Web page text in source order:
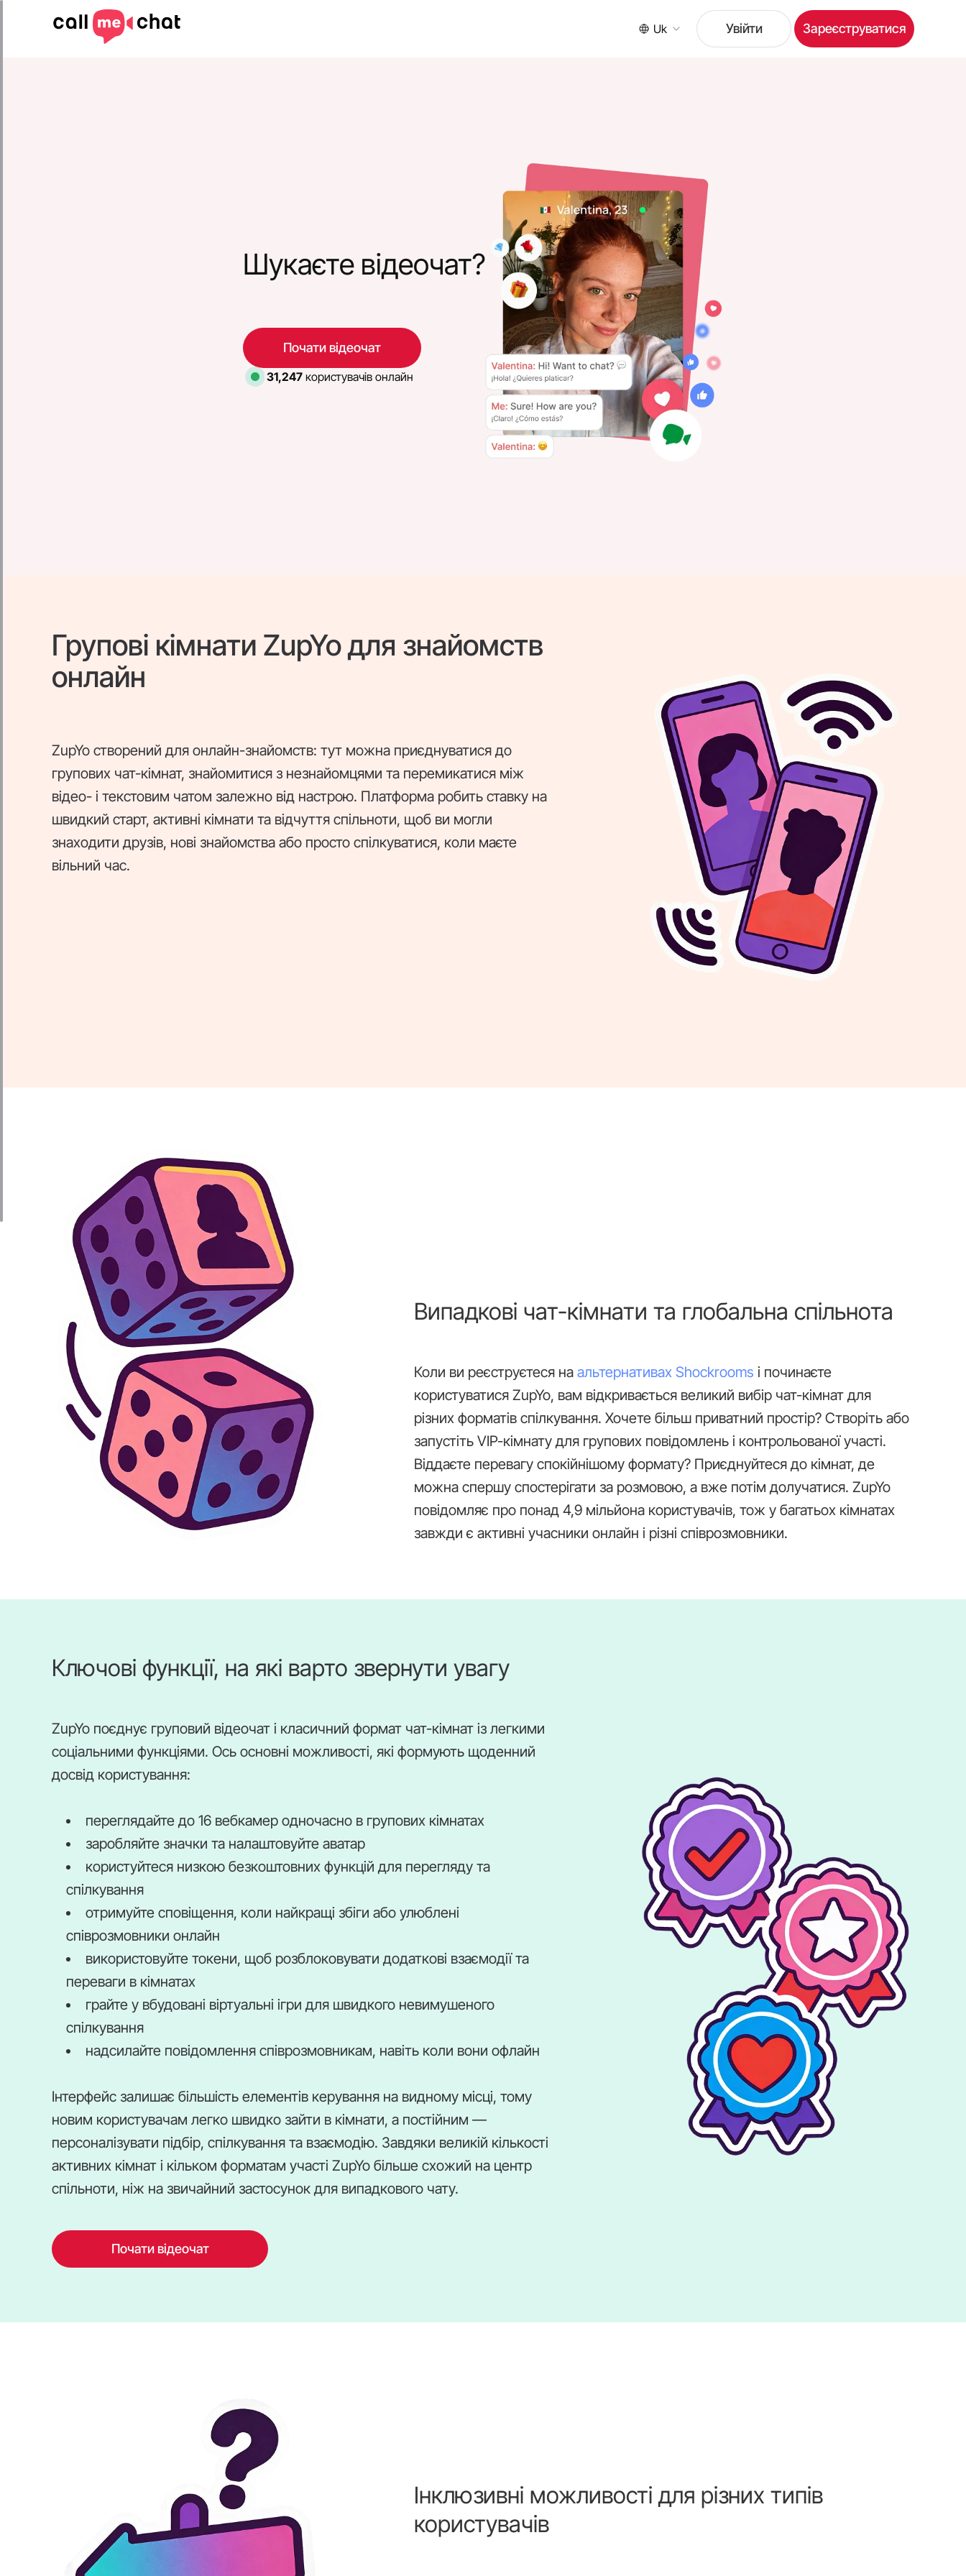
Uk Увійти Зареєструватися
Шукаєте відеочат?
Почати відеочат
31,247користувачів онлайн
Групові кімнати ZupYo для знайомств
онлайн
ZupYo створений для онлайн-знайомств: тут можна приєднуватися до
групових чат-кімнат, знайомитися з незнайомцями та перемикатися між
відео- і текстовим чатом залежно від настрою. Платформа робить ставку на
швидкий старт, активні кімнати та відчуття спільноти, щоб ви могли
знаходити друзів, нові знайомства або просто спілкуватися, коли маєте
вільний час.
Випадкові чат-кімнати та глобальна спільнота
Коли ви реєструєтеся на альтернативах Shockrooms і починаєте
користуватися ZupYo, вам відкривається великий вибір чат-кімнат для
різних форматів спілкування. Хочете більш приватний простір? Створіть або
запустіть VIP-кімнату для групових повідомлень і контрольованої участі.
Віддаєте перевагу спокійнішому формату? Приєднуйтеся до кімнат, де
можна спершу спостерігати за розмовою, а вже потім долучатися. ZupYo
повідомляє про понад 4,9 мільйона користувачів, тож у багатьох кімнатах
завжди є активні учасники онлайн і різні співрозмовники.
Ключові функції, на які варто звернути увагу
ZupYo поєднує груповий відеочат і класичний формат чат-кімнат із легкими
соціальними функціями. Ось основні можливості, які формують щоденний
досвід користування:
переглядайте до 16 вебкамер одночасно в групових кімнатах
заробляйте значки та налаштовуйте аватар
користуйтеся низкою безкоштовних функцій для перегляду та
спілкування
отримуйте сповіщення, коли найкращі збіги або улюблені
співрозмовники онлайн
використовуйте токени, щоб розблоковувати додаткові взаємодії та
переваги в кімнатах
грайте у вбудовані віртуальні ігри для швидкого невимушеного
спілкування
надсилайте повідомлення співрозмовникам, навіть коли вони офлайн
Інтерфейс залишає більшість елементів керування на видному місці, тому
новим користувачам легко швидко зайти в кімнати, а постійним —
персоналізувати підбір, спілкування та взаємодію. Завдяки великій кількості
активних кімнат і кільком форматам участі ZupYo більше схожий на центр
спільноти, ніж на звичайний застосунок для випадкового чату.
Почати відеочат
Інклюзивні можливості для різних типів
користувачів